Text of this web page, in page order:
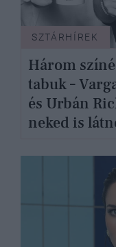
SZTÁRHÍREK
Három
tabuk –
és Urbán
neked is